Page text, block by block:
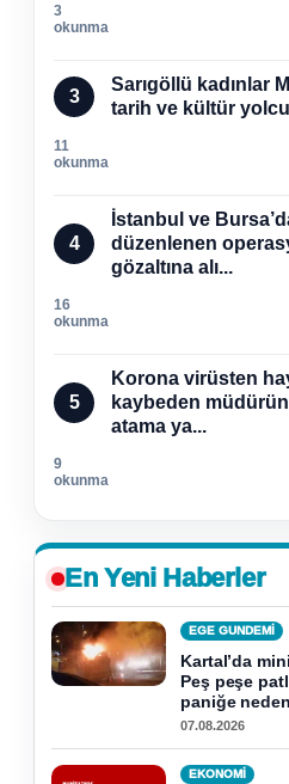
3
okunma
3
Sarıgöllü kadınlar
tarih ve kültür
11
okunma
4
İstanbul ve
düzenlenen
gözaltına alı...
16
okunma
5
Korona virüsten
kaybeden
atama ya...
9
okunma
En Yeni Haberler
EGE GUNDEMİ
Kartal’da
Peş peşe
paniğe
07.08.2026
EKONOMI